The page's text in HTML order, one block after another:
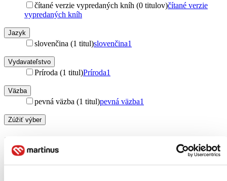
čítané verzie vypredaných kníh (0 titulov)čítané verzie
vypredaných kníh
Jazyk
slovenčina (1 titul)slovenčina1
Vydavateľstvo
Príroda (1 titul)Príroda1
Väzba
pevná väzba (1 titul)pevná väzba1
Zúžiť výber
Zoradiť